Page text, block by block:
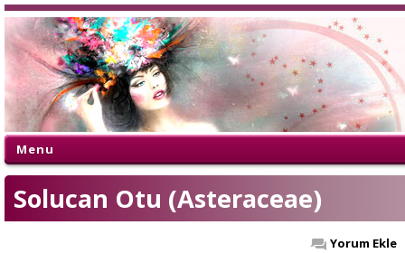
Menu
Solucan Otu (Asteraceae)
Yorum Ekle